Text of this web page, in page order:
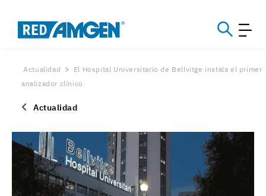
Actualidad
El Hospital Universitario de Bellvitge instala el primer
analizador clínico
Actualidad